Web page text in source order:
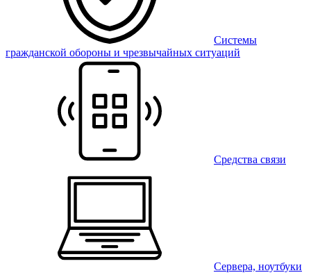
Системы
гражданской обороны и чрезвычайных ситуаций
Средства связи
Сервера, ноутбуки